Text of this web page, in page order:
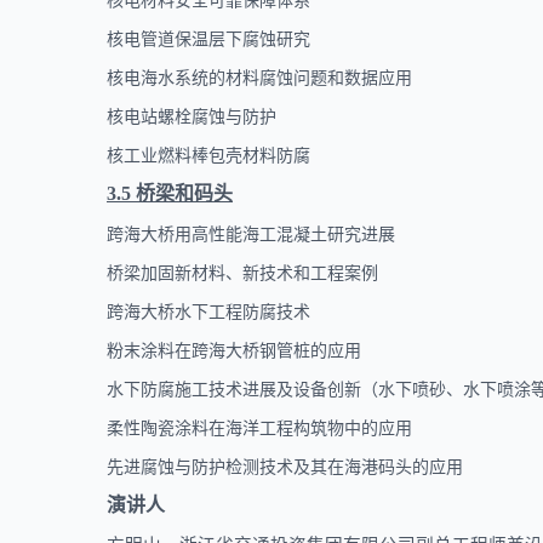
核电管道保温层下腐蚀研究
核电海水系统的材料腐蚀问题和数据应用
核电站螺栓腐蚀与防护
核工业燃料棒包壳材料防腐
3.5 桥梁和码头
跨海大桥用高性能海工混凝土研究进展
桥梁加固新材料、新技术和工程案例
跨海大桥水下工程防腐技术
粉末涂料在跨海大桥钢管桩的应用
水下防腐施工技术进展及设备创新（水下喷砂、水下喷涂
柔性陶瓷涂料在海洋工程构筑物中的应用
先进腐蚀与防护检测技术及其在海港码头的应用
演讲人